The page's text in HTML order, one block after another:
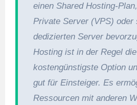
einen Shared Hosting-
Private Server (VPS) oder
dedizierten Server
Hosting ist in der Regel die
kostengünstigste Option
gut für Einsteiger. Es
Ressourcen mit anderen